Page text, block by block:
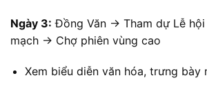
Ngày 3: Đồng Văn → Tham dự Lễ
mạch → Chợ phiên vùng cao
Xem biểu diễn văn hóa, trưng bày